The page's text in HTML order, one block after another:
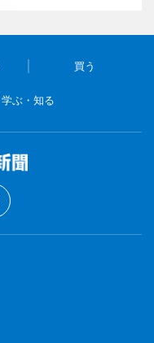
買う
学ぶ・知る